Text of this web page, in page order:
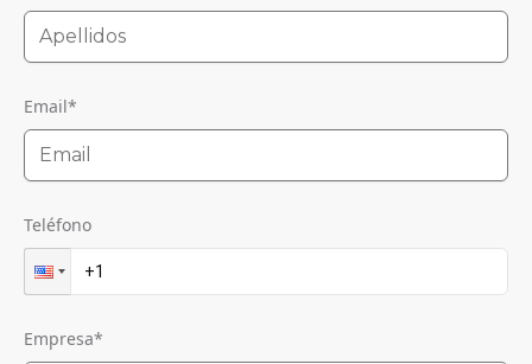
Email*
Teléfono
Empresa*